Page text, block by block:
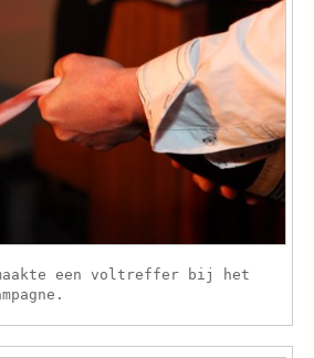
een voltreffer bij het